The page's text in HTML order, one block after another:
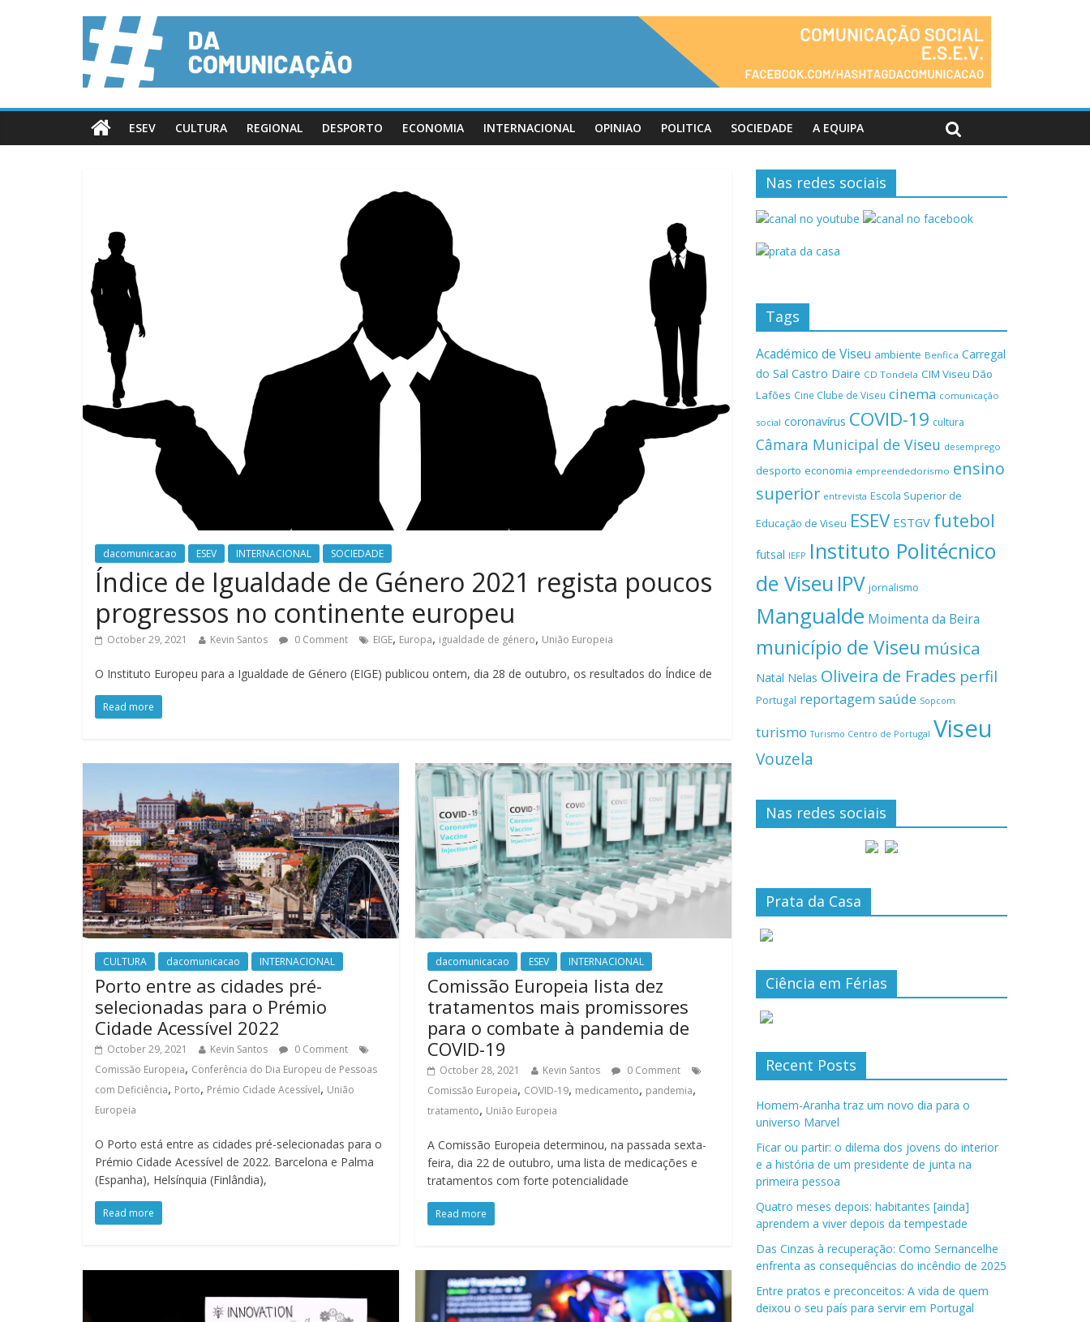
ESEV CULTURA REGIONAL DESPORTO ECONOMIA INTERNACIONAL OPINIAO POLITICA SOCIEDADE A EQUIPA
dacomunicacao ESEV INTERNACIONAL SOCIEDADE
Índice de Igualdade de Género 2021 regista poucos
progressos no continente europeu
October 29, 2021 Kevin Santos 0 Comment EIGE, Europa, igualdade de género, União Europeia
O Instituto Europeu para a Igualdade de Género (EIGE) publicou ontem, dia 28 de outubro, os resultados do Índice de
Read more
CULTURA dacomunicacao INTERNACIONAL
Porto entre as cidades pré-
selecionadas para o Prémio
Cidade Acessível 2022
October 29, 2021 Kevin Santos
0 Comment
Comissão Europeia, Conferência do Dia Europeu de Pessoas
com Deficiência, Porto, Prémio Cidade Acessível, União
Europeia
O Porto está entre as cidades pré-selecionadas para o
Prémio Cidade Acessível de 2022. Barcelona e Palma
(Espanha), Helsínquia (Finlândia),
Read more
dacomunicacao ESEV INTERNACIONAL
Comissão Europeia lista dez
tratamentos mais promissores
para o combate à pandemia de
COVID-19
October 28, 2021 Kevin Santos
0 Comment
Comissão Europeia, COVID-19, medicamento, pandemia,
tratamento, União Europeia
A Comissão Europeia determinou, na passada sexta-
feira, dia 22 de outubro, uma lista de medicações e
tratamentos com forte potencialidade
Read more
Nas redes sociais
Tags
Académico de Viseu ambiente Benfica Carregal
do Sal Castro Daire CD Tondela CIM Viseu Dão
Lafões Cine Clube de Viseu cinema comunicação
social coronavírus COVID-19 cultura
Câmara Municipal de Viseu desemprego
desporto economia empreendedorismo ensino
superior entrevista Escola Superior de
Educação de Viseu ESEV ESTGV futebol
futsal IEFP Instituto Politécnico
de Viseu IPV jornalismo
Mangualde Moimenta da Beira
município de Viseu música
Natal Nelas Oliveira de Frades perfil
Portugal reportagemsaúde Sopcom
turismo Turismo Centro de Portugal Viseu
Vouzela
Nas redes sociais
Prata da Casa
Ciência em Férias
Recent Posts
Homem-Aranha traz um novo dia para o
universo Marvel
Ficar ou partir: o dilema dos jovens do interior
e a história de um presidente de junta na
primeira pessoa
Quatro meses depois: habitantes [ainda]
aprendem a viver depois da tempestade
Das Cinzas à recuperação: Como Sernancelhe
enfrenta as consequências do incêndio de 2025
Entre pratos e preconceitos: A vida de quem
deixou o seu país para servir em Portugal